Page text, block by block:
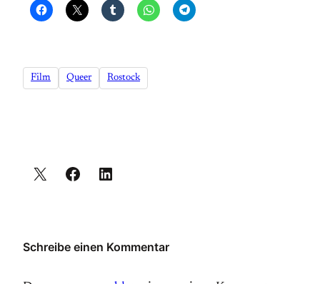
Film Queer Rostock
Schreibe einen Kommentar